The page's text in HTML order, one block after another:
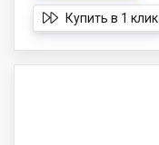
Купить в 1 клик